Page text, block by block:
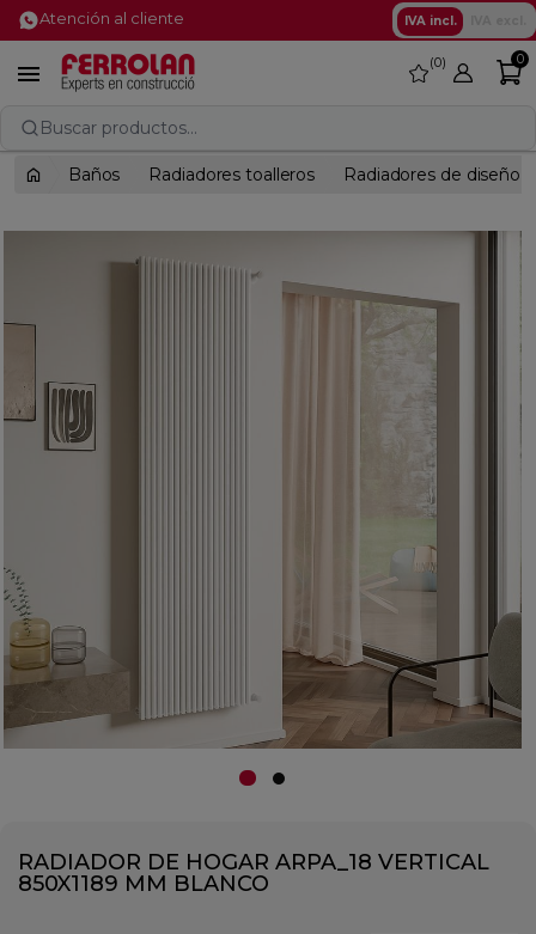
Atención al cliente IVA incl.
 favorite
0 0
Buscar productos...
Baños Radiadores toalleros Radiadores de diseño
RADIADOR DE HOGAR ARPA_18 VERTICAL
850X1189 MM BLANCO